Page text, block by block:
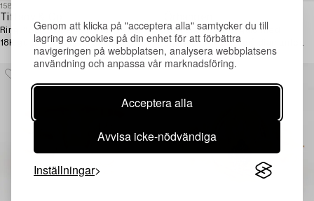
Genom att klicka på "acceptera alla" samtycker du till
lagring av cookies på din enhet för att förbättra
navigeringen på webbplatsen, analysera webbplatsens
användning och anpassa vår marknadsföring.
Acceptera alla
Avvisa icke-nödvändiga
Inställningar
1580974
Tiffany & Co
Ring, "Schlumberger" platina och
18K guld med briljantslipade
diamanter.
A.Tillander, clips, guld med
stjärnsafirer och små diamanter.